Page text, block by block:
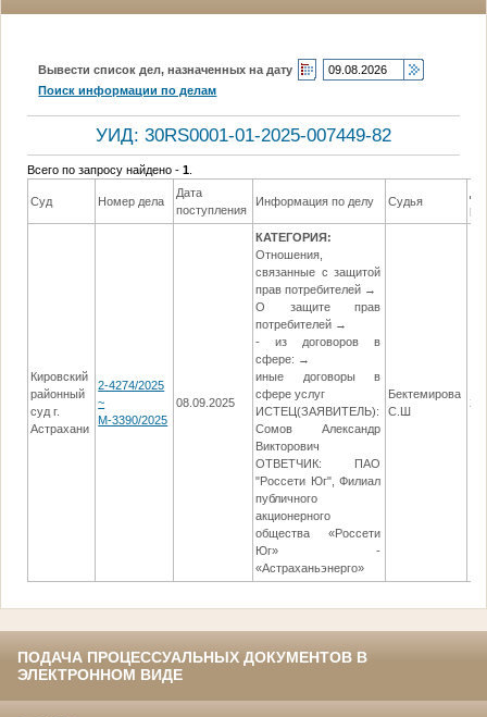
Вывести список дел, назначенных на дату
Поиск информации по делам
УИД: 30RS0001-01-2025-007449-82
Всего по запросу найдено -1
Суд Номер дела
Дата
поступления
Информация по делу Судья
Кировский
районный
суд г.
Астрахани
2-4274/2025
~
М-3390/2025
08.09.2025
КАТЕГОРИЯ:
Отношения,
связанные с защитой
прав потребителей →
О защите прав
потребителей →
- из договоров в
сфере: →
иные договоры в
сфере услуг
ИСТЕЦ(ЗАЯВИТЕЛЬ):
Сомов Александр
Викторович
ОТВЕТЧИК: ПАО
"Россети Юг", Филиал
публичного
акционерного
общества «Россети
Юг» -
«Астраханьэнерго»
Бектемирова
С.Ш
ПОДАЧА ПРОЦЕССУАЛЬНЫХ ДОКУМЕНТОВ В
ЭЛЕКТРОННОМ ВИДЕ